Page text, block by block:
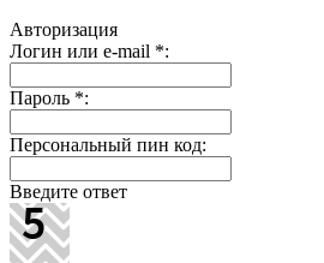
Авторизация
Логин или e-mail *:
Пароль *:
Персональный пин код:
Введите ответ